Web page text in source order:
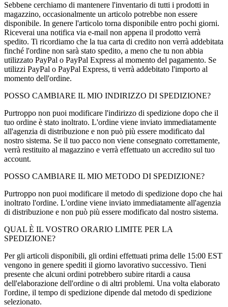
Sebbene cerchiamo di mantenere l'inventario di tutti i prodotti in
magazzino, occasionalmente un articolo potrebbe non essere
disponibile. In genere l'articolo torna disponibile entro pochi giorni.
Riceverai una notifica via e-mail non appena il prodotto verrà
spedito. Ti ricordiamo che la tua carta di credito non verrà addebitata
finché l'ordine non sarà stato spedito, a meno che tu non abbia
utilizzato PayPal o PayPal Express al momento del pagamento. Se
utilizzi PayPal o PayPal Express, ti verrà addebitato l'importo al
momento dell'ordine.
POSSO CAMBIARE IL MIO INDIRIZZO DI SPEDIZIONE?
Purtroppo non puoi modificare l'indirizzo di spedizione dopo che il
tuo ordine è stato inoltrato. L'ordine viene inviato immediatamente
all'agenzia di distribuzione e non può più essere modificato dal
nostro sistema. Se il tuo pacco non viene consegnato correttamente,
verrà restituito al magazzino e verrà effettuato un accredito sul tuo
account.
POSSO CAMBIARE IL MIO METODO DI SPEDIZIONE?
Purtroppo non puoi modificare il metodo di spedizione dopo che hai
inoltrato l'ordine. L'ordine viene inviato immediatamente all'agenzia
di distribuzione e non può più essere modificato dal nostro sistema.
QUAL È IL VOSTRO ORARIO LIMITE PER LA
SPEDIZIONE?
Per gli articoli disponibili, gli ordini effettuati prima delle 15:00 EST
vengono in genere spediti il giorno lavorativo successivo. Tieni
presente che alcuni ordini potrebbero subire ritardi a causa
dell'elaborazione dell'ordine o di altri problemi. Una volta elaborato
l'ordine, il tempo di spedizione dipende dal metodo di spedizione
selezionato.